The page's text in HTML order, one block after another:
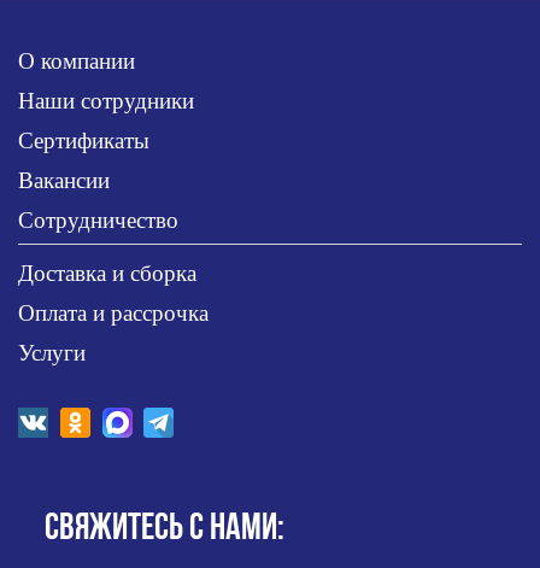
О компании
Наши сотрудники
Сертификаты
Вакансии
Сотрудничество
Доставка и сборка
Оплата и рассрочка
Услуги
СВЯЖИТЕСЬ С НАМИ: